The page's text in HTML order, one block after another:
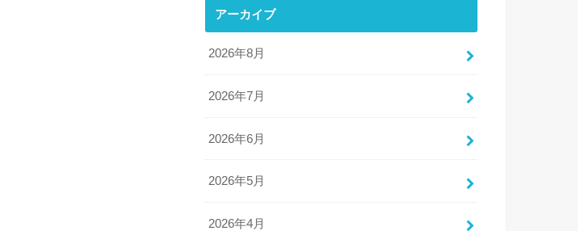
アーカイブ
2026年8月
2026年7月
2026年6月
2026年5月
2026年4月